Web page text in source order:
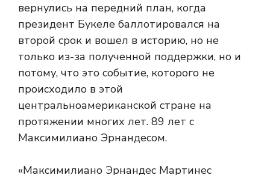
вернулись на передний план, когда
президент Букеле баллотировался на
второй срок и вошел в историю, но не
только из-за полученной поддержки, но и
потому, что это событие, которого не
происходило в этой
центральноамериканской стране на
протяжении многих лет. 89 лет с
Максимилиано Эрнандесом.
«Максимилиано Эрнандес Мартинес